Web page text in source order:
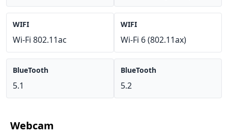
WIFI
Wi-Fi 802.11ac
BlueTooth
5.1
WIFI
Wi-Fi 6 (802.11ax)
BlueTooth
5.2
Webcam